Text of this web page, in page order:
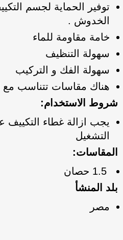
توفير الحماية لجسم
الخدوش .
خامة مقاومة للماء
سهولة التنظيف
سهولة الفك و التركيب
هناك مقاسات تتناسب مع
شروط الاستخدام:
يجب ازالة غطاء التكييف
التشغيل
المقاسات:
1.5 حصان
بلد المنشأ
مصر